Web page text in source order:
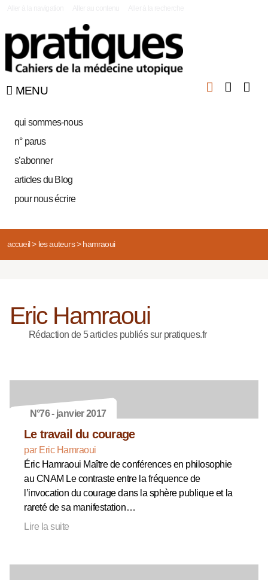
MENU
qui sommes-nous
n° parus
s’abonner
articles du Blog
pour nous écrire
accueil> les auteurs> hamraoui
Eric Hamraoui
Rédaction de 5 articles publiés sur pratiques.fr
N°76 - janvier 2017
Le travail du courage
par Eric Hamraoui
Éric Hamraoui Maître de conférences en philosophie
au CNAM Le contraste entre la fréquence de
l’invocation du courage dans la sphère publique et la
rareté de sa manifestation…
Lire la suite